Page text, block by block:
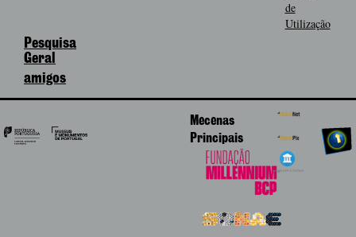
de
Utilização
Pesquisa
Geral
amigos
Mecenas
Principais